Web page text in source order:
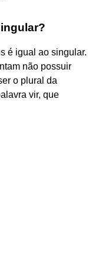
é igual ao singular.
não possuir
o plural da
vir, que